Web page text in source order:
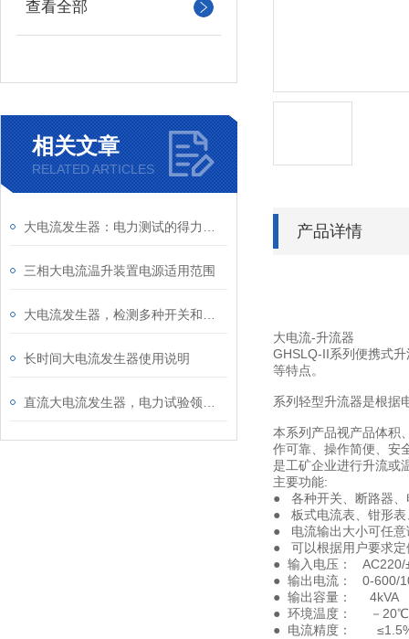
查看全部
相关文章
RELATED ARTICLES
三相大电流温升装置电源适用范围
长时间大电流发生器使用说明
产品详情
大电流-升流器
GHSLQ-II系列便携式
等特点。
系列轻型升流器是根据
本系列产品视产品体积
作可靠、操作简便、安
是工矿企业进行升流或
主要功能:
● 各种开关、断路器、
● 板式电流表、钳形表
● 电流输出大小可任意
● 可以根据用户要求定
● 输入电压： AC220/
● 输出电流： 0-600/
● 输出容量： 4kVA
● 环境温度： －
● 电流精度：